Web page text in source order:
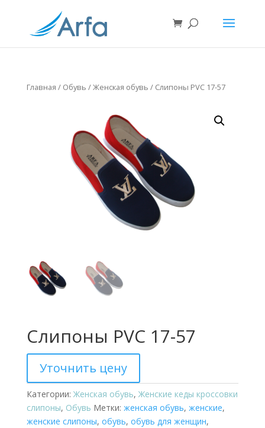
Главная / Обувь /Женская обувь / Слипоны PVC 17-57
Слипоны PVC 17-57
Уточнить цену
Категории: Женская обувь, Женские кеды кроссовки
слипоны, Обувь Метки: женская обувь, женские,
женские слипоны, обувь, обувь для женщин,